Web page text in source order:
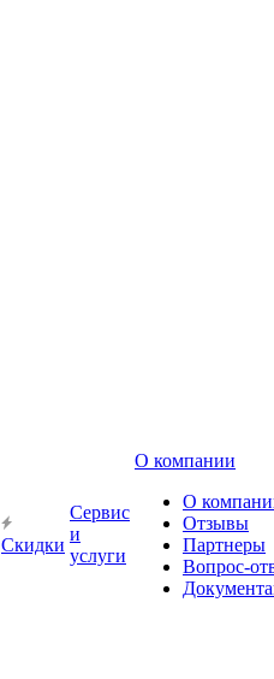
Скидки
Сервис
и
услуги
О компании
О
Отзывы
Партнеры
Вопрос-